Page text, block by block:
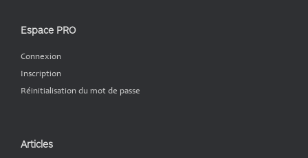
Espace PRO
Connexion
Inscription
Réinitialisation du mot de passe
Articles